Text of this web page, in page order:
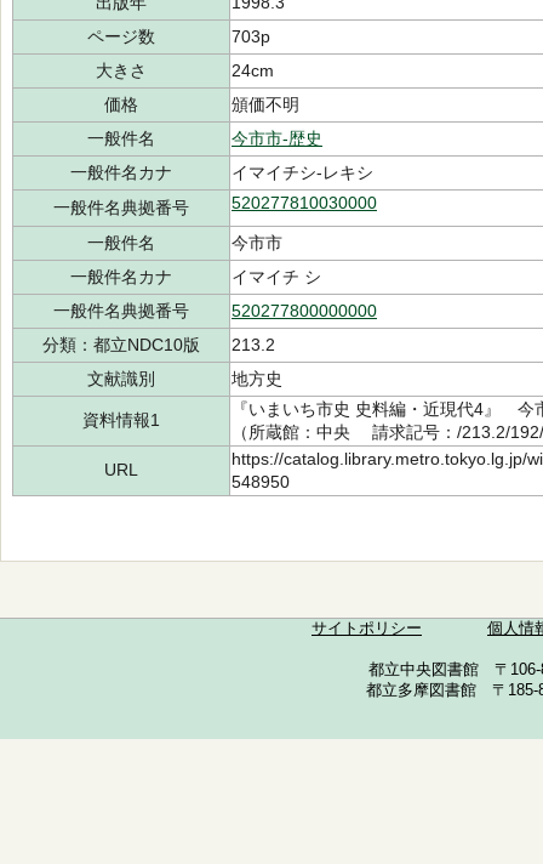
ページ数
703p
大きさ
24cm
価格
頒価不明
一般件名
今市市-歴史
一般件名カナ
イマイチシ-レキシ
一般件名典拠番号
520277810030000
一般件名
今市市
一般件名カナ
イマイチ シ
一般件名典拠番号
520277800000000
分類：都立NDC10版
213.2
文献識別
地方史
資料情報1
『いまいち市史 史料編・近現代4』
（所蔵館：中央 請求記号：/213.2/
URL
https://catalog.library.metro.tokyo.lg.jp/
548950
サイトポリシー 個人情
都立中央図書館 〒
都立多摩図書館 〒185-